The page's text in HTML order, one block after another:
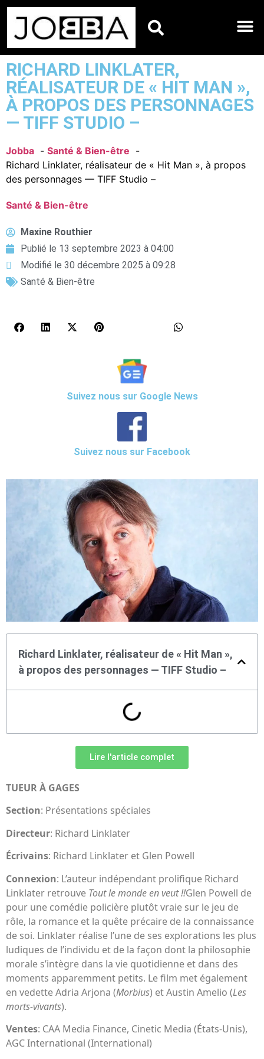
RICHARD LINKLATER,
RÉALISATEUR DE « HIT MAN »,
À PROPOS DES PERSONNAGES
— TIFF STUDIO –
Jobba
Santé & Bien-être
Richard Linklater, réalisateur de « Hit Man », à propos
des personnages — TIFF Studio –
Santé & Bien-être
Maxine Routhier
Publié le 13 septembre 2023 à 04:00
Modifié le 30 décembre 2025 à 09:28
Santé & Bien-être
Suivez nous sur Google News
Suivez nous sur Facebook
Richard Linklater, réalisateur de « Hit Man »,
à propos des personnages — TIFF Studio –
Lire l'article complet
TUEUR À GAGES
Section: Présentations spéciales
Directeur: Richard Linklater
Écrivains: Richard Linklater et Glen Powell
Connexion: L’auteur indépendant prolifique Richard
Linklater retrouve Tout le monde en veut !!Glen Powell de
pour une comédie policière plutôt vraie sur le jeu de
rôle, la romance et la quête précaire de la connaissance
de soi. Linklater réalise l’une de ses explorations les plus
ludiques de l’individu et de la façon dont la philosophie
morale s’intègre dans la vie quotidienne et dans des
moments apparemment petits. Le film met également
en vedette Adria Arjona (Morbius) et Austin Amelio (Les
morts-vivants).
Ventes: CAA Media Finance, Cinetic Media (États-Unis),
AGC International (International)